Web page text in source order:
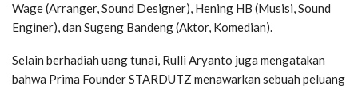
Wage (Arranger, Sound Designer), Hening HB (Musisi, Sound
Enginer), dan Sugeng Bandeng (Aktor, Komedian).
Selain berhadiah uang tunai, Rulli Aryanto juga mengatakan
bahwa Prima Founder STARDUTZ menawarkan sebuah peluang